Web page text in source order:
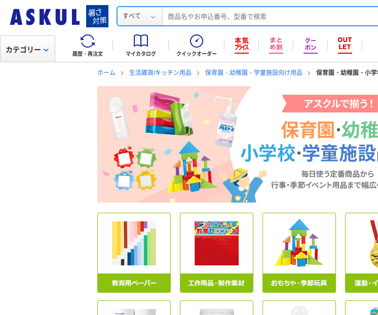
すべて
履歴・再注文 マイカタログ クイックオーダー
カテゴリー
ホーム 生活雑貨/キッチン用品 保育園・幼稚園・学童施設向け用品 保育園・幼稚園・小